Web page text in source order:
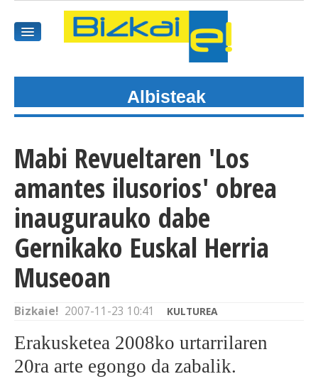
GAIAK
AGENDEA
KOMUNITATEA
ALBISTE GUZTIAK
BIDEOAK
BEREZIAK
Albisteak
Mabi Revueltaren 'Los
amantes ilusorios' obrea
inaugurauko dabe
Gernikako Euskal Herria
Museoan
Bizkaie! 2007-11-23 10:41 KULTUREA
Erakusketea 2008ko urtarrilaren
20ra arte egongo da zabalik.